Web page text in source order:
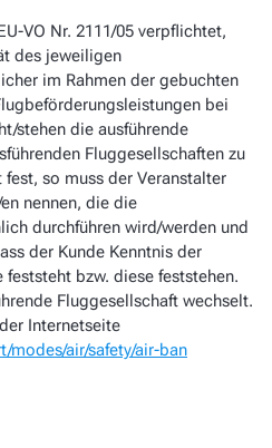
VO Nr. 2111/05 verpflichtet,
des jeweiligen
im Rahmen der gebuchten
bei
stehen die ausführende
Fluggesellschaften zu
so muss der Veranstalter
nennen, die die
durchführen wird/werden und
der Kunde Kenntnis der
bzw. diese feststehen.
Fluggesellschaft wechselt.
Internetseite
modes/air/safety/air-ban